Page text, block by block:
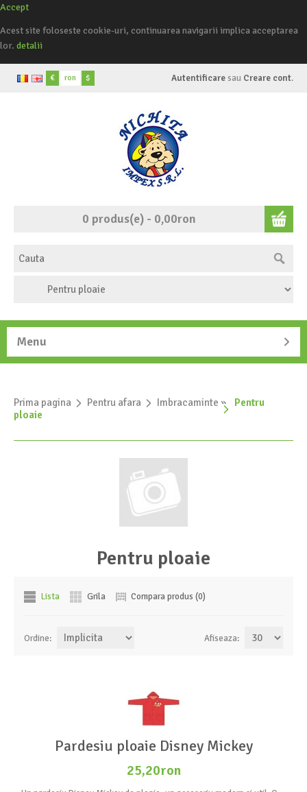
Accept
Acest site foloseste cookie-uri, continuarea navigarii implica acceptarea
lor. detalii
€ ron $ Autentificare sau Creare cont.
0 produs(e) - 0,00ron
Menu
Prima pagina » Pentru afara » Imbracaminte »
Pentru
ploaie
Pentru ploaie
Lista Grila Compara produs (0)
Afiseaza:
Ordine:
Pardesiu ploaie Disney Mickey
25,20ron